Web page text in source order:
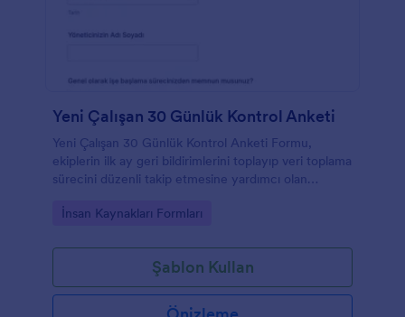
Yeni Çalışan 30 Günlük Kontrol Anketi
Yeni Çalışan 30 Günlük Kontrol Anketi Formu,
ekiplerin ilk ay geri bildirimlerini toplayıp veri toplama
sürecini düzenli takip etmesine yardımcı olan
Go to Category:
İnsan Kaynakları Formları
Şablon Kullan